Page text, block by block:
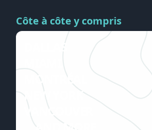
Côte à côte y compris